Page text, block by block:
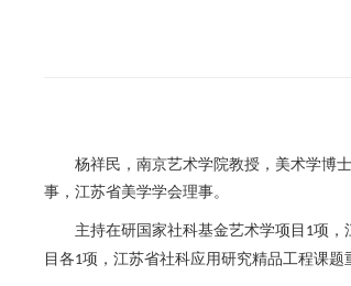
杨祥民 ， 南京艺术学院教授 ， 美术学博
事，江苏省美学学会理事。
主持在研 国家社科基金艺术学项目 1项，
目各1项，江苏省社科应用研究精品工程课题